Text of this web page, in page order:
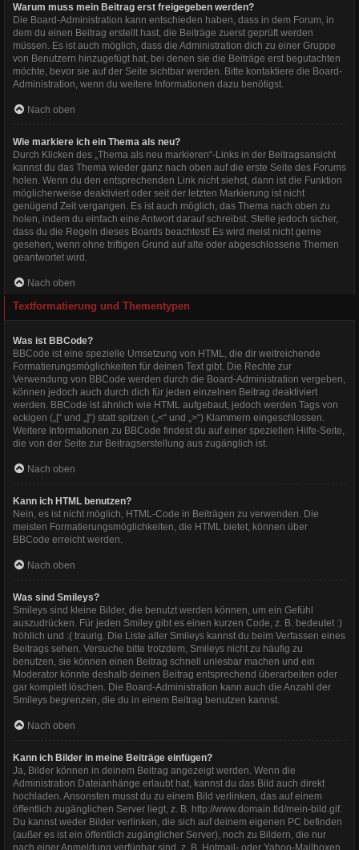
Warum muss mein Beitrag erst freigegeben werden?
Die Board-Administration kann entschieden haben, dass in dem Forum, in
dem du einen Beitrag erstellt hast, die Beiträge zuerst geprüft werden
müssen. Es ist auch möglich, dass die Administration dich zu einer Gruppe
von Benutzern hinzugefügt hat, bei denen sie die Beiträge erst begutachten
möchte, bevor sie auf der Seite sichtbar werden. Bitte kontaktiere die Board-
Administration, wenn du weitere Informationen dazu benötigst.
Nach oben
Wie markiere ich ein Thema als neu?
Durch Klicken des „Thema als neu markieren“-Links in der Beitragsansicht
kannst du das Thema wieder ganz nach oben auf die erste Seite des Forums
holen. Wenn du den entsprechenden Link nicht siehst, dann ist die Funktion
möglicherweise deaktiviert oder seit der letzten Markierung ist nicht
genügend Zeit vergangen. Es ist auch möglich, das Thema nach oben zu
holen, indem du einfach eine Antwort darauf schreibst. Stelle jedoch sicher,
dass du die Regeln dieses Boards beachtest! Es wird meist nicht gerne
gesehen, wenn ohne triftigen Grund auf alte oder abgeschlossene Themen
geantwortet wird.
Nach oben
Textformatierung und Thementypen
Was ist BBCode?
BBCode ist eine spezielle Umsetzung von HTML, die dir weitreichende
Formatierungsmöglichkeiten für deinen Text gibt. Die Rechte zur
Verwendung von BBCode werden durch die Board-Administration vergeben,
können jedoch auch durch dich für jeden einzelnen Beitrag deaktiviert
werden. BBCode ist ähnlich wie HTML aufgebaut, jedoch werden Tags von
eckigen („[“ und „]“) statt spitzen („<“ und „>“) Klammern eingeschlossen.
Weitere Informationen zu BBCode findest du auf einer speziellen Hilfe-Seite,
die von der Seite zur Beitragserstellung aus zugänglich ist.
Nach oben
Kann ich HTML benutzen?
Nein, es ist nicht möglich, HTML-Code in Beiträgen zu verwenden. Die
meisten Formatierungsmöglichkeiten, die HTML bietet, können über
BBCode erreicht werden.
Nach oben
Was sind Smileys?
Smileys sind kleine Bilder, die benutzt werden können, um ein Gefühl
auszudrücken. Für jeden Smiley gibt es einen kurzen Code, z. B. bedeutet :)
fröhlich und :( traurig. Die Liste aller Smileys kannst du beim Verfassen eines
Beitrags sehen. Versuche bitte trotzdem, Smileys nicht zu häufig zu
benutzen, sie können einen Beitrag schnell unlesbar machen und ein
Moderator könnte deshalb deinen Beitrag entsprechend überarbeiten oder
gar komplett löschen. Die Board-Administration kann auch die Anzahl der
Smileys begrenzen, die du in einem Beitrag benutzen kannst.
Nach oben
Kann ich Bilder in meine Beiträge einfügen?
Ja, Bilder können in deinem Beitrag angezeigt werden. Wenn die
Administration Dateianhänge erlaubt hat, kannst du das Bild auch direkt
hochladen. Ansonsten musst du zu einem Bild verlinken, das auf einem
öffentlich zugänglichen Server liegt, z. B. http://www.domain.tld/mein-bild.gif.
Du kannst weder Bilder verlinken, die sich auf deinem eigenen PC befinden
(außer es ist ein öffentlich zugänglicher Server), noch zu Bildern, die nur
nach einer Anmeldung verfügbar sind, z. B. Hotmail- oder Yahoo-Mailboxen,